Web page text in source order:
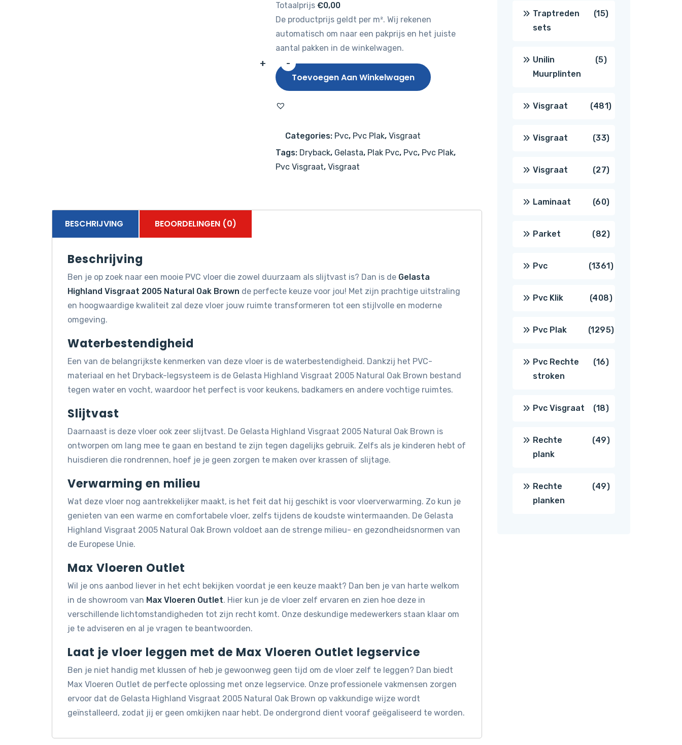
Totaalprijs €0,00
De productprijs geldt per m². Wij rekenen
automatisch om naar een pakprijs en het juiste
aantal pakken in de winkelwagen.
-
Gelasta
Highland
2005
Oak
Brown
aantal
+
Toevoegen Aan Winkelwagen
Categories: Pvc, Pvc Plak, Visgraat
Tags: Dryback, Gelasta, Plak Pvc, Pvc, Pvc Plak,
Pvc Visgraat, Visgraat
BESCHRIJVING BEOORDELINGEN (0)
Beschrijving
Ben je op zoek naar een mooie PVC vloer die zowel duurzaam als slijtvast is? Dan is de Gelasta
Highland Visgraat 2005 Natural Oak Brown de perfecte keuze voor jou! Met zijn prachtige uitstraling
en hoogwaardige kwaliteit zal deze vloer jouw ruimte transformeren tot een stijlvolle en moderne
omgeving.
Waterbestendigheid
Een van de belangrijkste kenmerken van deze vloer is de waterbestendigheid. Dankzij het PVC-
materiaal en het Dryback-legsysteem is de Gelasta Highland Visgraat 2005 Natural Oak Brown bestand
tegen water en vocht, waardoor het perfect is voor keukens, badkamers en andere vochtige ruimtes.
Slijtvast
Daarnaast is deze vloer ook zeer slijtvast. De Gelasta Highland Visgraat 2005 Natural Oak Brown is
ontworpen om lang mee te gaan en bestand te zijn tegen dagelijks gebruik. Zelfs als je kinderen hebt of
huisdieren die rondrennen, hoef je je geen zorgen te maken over krassen of slijtage.
Verwarming en milieu
Wat deze vloer nog aantrekkelijker maakt, is het feit dat hij geschikt is voor vloerverwarming. Zo kun je
genieten van een warme en comfortabele vloer, zelfs tijdens de koudste wintermaanden. De Gelasta
Highland Visgraat 2005 Natural Oak Brown voldoet aan de strenge milieu- en gezondheidsnormen van
de Europese Unie.
Max Vloeren Outlet
Wil je ons aanbod liever in het echt bekijken voordat je een keuze maakt? Dan ben je van harte welkom
in de showroom van Max Vloeren Outlet. Hier kun je de vloer zelf ervaren en zien hoe deze in
verschillende lichtomstandigheden tot zijn recht komt. Onze deskundige medewerkers staan klaar om
je te adviseren en al je vragen te beantwoorden.
Laat je vloer leggen met de Max Vloeren Outlet legservice
Ben je niet handig met klussen of heb je gewoonweg geen tijd om de vloer zelf te leggen? Dan biedt
Max Vloeren Outlet de perfecte oplossing met onze legservice. Onze professionele vakmensen zorgen
ervoor dat de Gelasta Highland Visgraat 2005 Natural Oak Brown op vakkundige wijze wordt
geïnstalleerd, zodat jij er geen omkijken naar hebt. De ondergrond dient vooraf geëgaliseerd te worden.
producten
Traptreden
sets
1515
Unilin
Muurplinten
55
Visgraat 481481
Visgraat 3333
producten
Visgraat 2727
producten
Laminaat 6060
producten
Parket 8282
producten
Pvc 13611361
producten
Pvc Klik 408408
producten
Pvc Plak 12951295
Pvc Rechte
stroken
1616
Pvc Visgraat 1818
producten
Rechte
plank
4949
Rechte
planken
4949